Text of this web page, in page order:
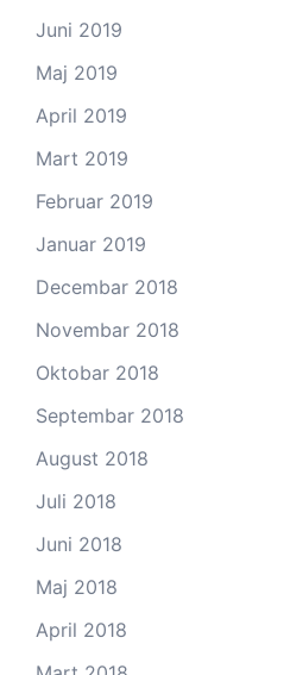
Juni 2019
Maj 2019
April 2019
Mart 2019
Februar 2019
Januar 2019
Decembar 2018
Novembar 2018
Oktobar 2018
Septembar 2018
August 2018
Juli 2018
Juni 2018
Maj 2018
April 2018